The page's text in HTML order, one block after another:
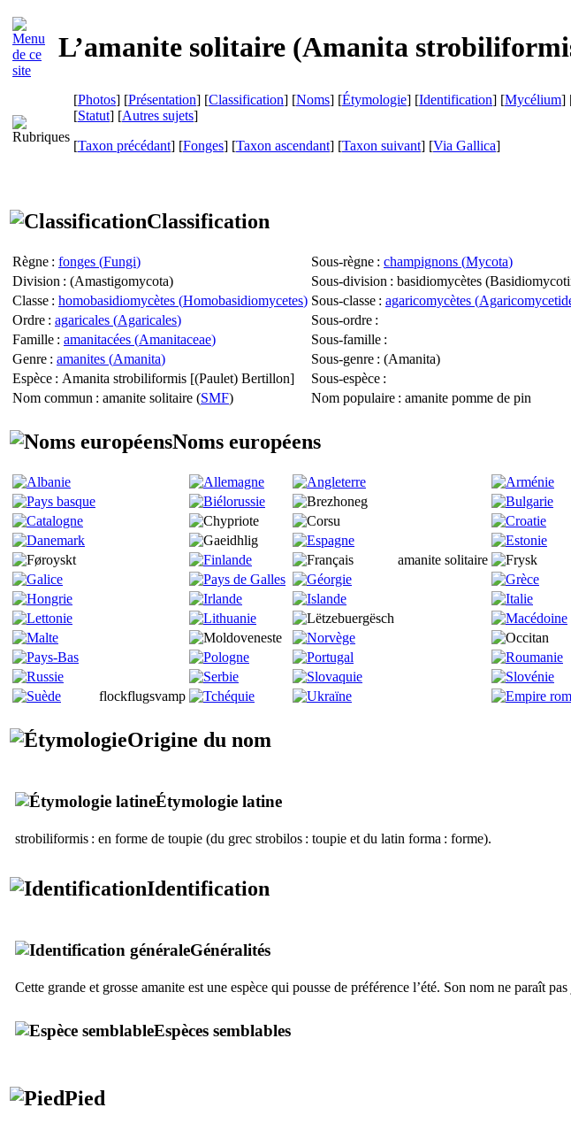
L’amanite solitaire (Amanita
[Photos] [Présentation] [Classification] [Noms] [Étymologie] [Identification] [Mycélium]
[Statut] [Autres sujets]
[Taxon précédant] [Fonges] [Taxon ascendant] [Taxon suivant] [Via Gallica]
Classification
Règne : fonges (Fungi) Sous-règne : champignons (Mycota)
Division : (Amastigomycota) Sous-division : basidiomycètes (
Classe : homobasidiomycètes (Homobasidiomycetes) Sous-classe : agaricomycètes (
Ordre : agaricales (Agaricales) Sous-ordre :
Famille : amanitacées (Amanitaceae) Sous-famille :
Genre : amanites (Amanita) Sous-genre : (Amanita)
Espèce : Amanita strobiliformis [(Paulet) Bertillon] Sous-espèce :
Nom commun : amanite solitaire (SMF) Nom populaire : amanite pomme de pin
Noms européens
amanite solitaire
flockflugsvamp
Origine du nom
Étymologie latine
strobiliformis : en forme de toupie (du grec strobilos : toupie et du latin forma : forme).
Identification
Généralités
Cette grande et grosse amanite est une espèce qui pousse de préférence l’été. Son nom ne paraît
Espèces semblables
Pied